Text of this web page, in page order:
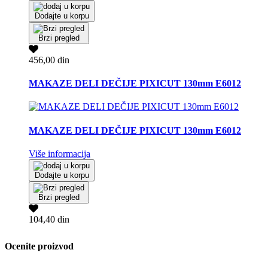
Dodajte u korpu
Brzi pregled
456,00 din
MAKAZE DELI DEČIJE PIXICUT 130mm E6012
MAKAZE DELI DEČIJE PIXICUT 130mm E6012
Više informacija
Dodajte u korpu
Brzi pregled
104,40 din
Ocenite proizvod